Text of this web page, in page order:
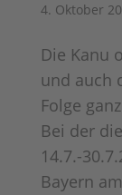
4. Oktober
Die Kanu
und auch
Folge
Bei der
14.7.-
Bayern